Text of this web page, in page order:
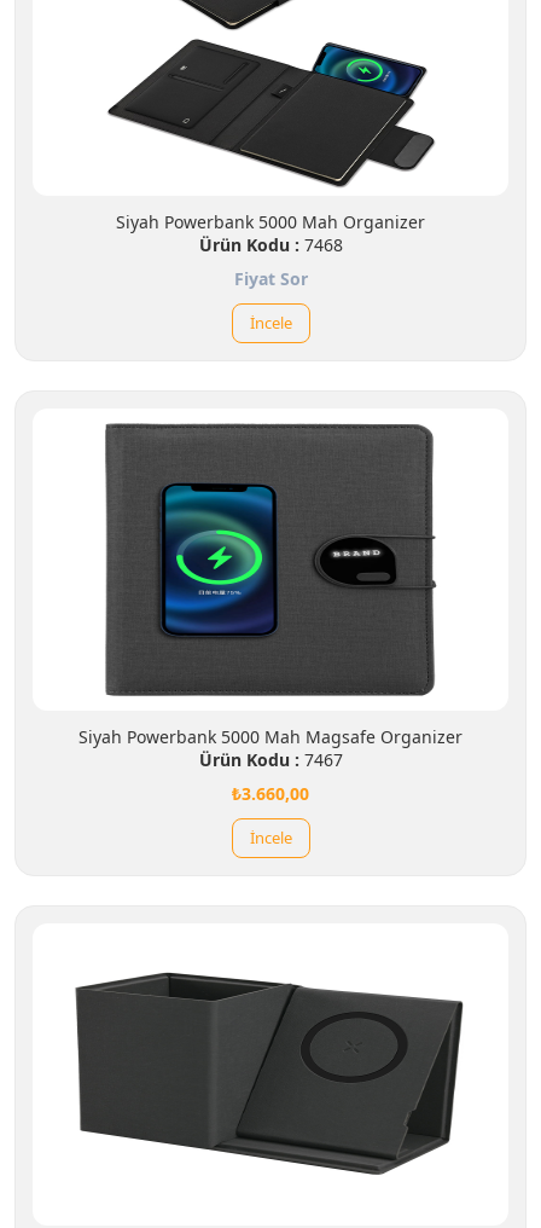
Siyah Powerbank 5000 Mah Organizer
Ürün Kodu : 7468
Fiyat Sor
İncele
Siyah Powerbank 5000 Mah Magsafe Organizer
Ürün Kodu : 7467
₺3.660,00
İncele